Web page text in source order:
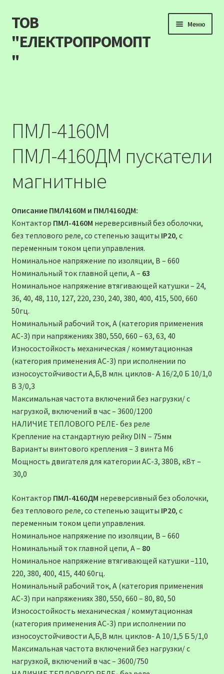
Перейти
до
навігації
Перейти
до
вмісту
ТОВ
"ЕЛЕКТРОПРОМОПТ
"
Меню
Прайс
Контакти
Про компанію
Карта сайту
ПМЛ-4160М
ПМЛ-4160ДМ пускатели
магнитные
Описание ПМЛ4160М и ПМЛ4160ДМ:
Контактор ПМЛ-4160М нереверсивный без оболочки,
без теплового реле, со степенью защиты IP20, c
переменным током цепи управления.
Номинальное напряжение по изоляции, В – 660
Номинальный ток главной цепи, А – 63
Номинальное напряжение втягивающей катушки – 24,
36, 40, 48, 110, 127, 220, 230, 240, 380, 400, 415, 500, 660
50гц.
Номинальный рабочий ток, А (категория применения
АС-3) при напряжениях 380, 550, 660 – 63, 63, 40
Износостойкость механическая / коммутационная
(категория применения АС-3) при исполнении по
износоустойчивости А,Б,В млн. циклов- А 16/2,0 Б 10/1,0
В 3/0,3
Максимальная частота включений без нагрузки/ с
нагрузкой, включений в час – 3600/1200
НАЛИЧИЕ ТЕПЛОВОГО РЕЛЕ- без реле
Крепление на стандартную рейку DIN – 75мм
Варианты винтового крепления – 3 винта М6
Мощность двигателя для категории АС-3, 380В, кВт –
30,0
Контактор ПМЛ-4160ДМ нереверсивный без оболочки,
без теплового реле, со степенью защиты IP20, c
переменным током цепи управления.
Номинальное напряжение по изоляции, В – 660
Номинальный ток главной цепи, А – 80
Номинальное напряжение втягивающей катушки –110,
220, 380, 400, 415, 440 60гц.
Номинальный рабочий ток, А (категория применения
АС-3) при напряжениях 380, 550, 660 – 80, 80, 50
Износостойкость механическая / коммутационная
(категория применения АС-3) при исполнении по
износоустойчивости А,Б,В млн. циклов- А 10/1,5 Б 5/1,0
Максимальная частота включений без нагрузки/ с
нагрузкой, включений в час – 3600/750